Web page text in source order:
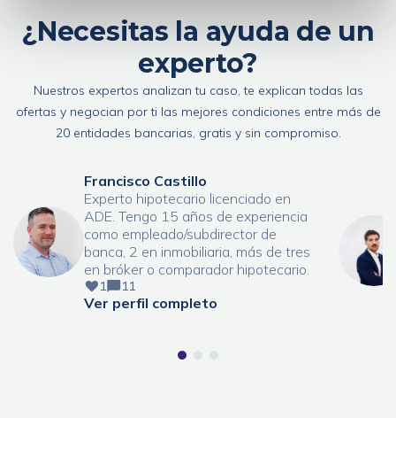
¿Necesitas la ayuda de un
experto?
Nuestros expertos analizan tu caso, te explican todas las
ofertas y negocian por ti las mejores condiciones entre más de
20 entidades bancarias, gratis y sin compromiso.
Francisco Castillo
Experto hipotecario licenciado en
ADE. Tengo 15 años de experiencia
como empleado/subdirector de
banca, 2 en inmobiliaria, más de tres
en bróker o comparador hipotecario.
1 11
Ver perfil completo